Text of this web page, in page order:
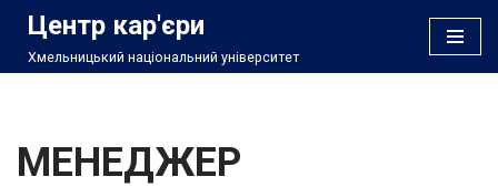
Перейти
Центр кар'єри
Хмельницький національний університет
МЕНЕДЖЕР